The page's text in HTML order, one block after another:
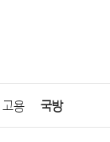
고용 국방